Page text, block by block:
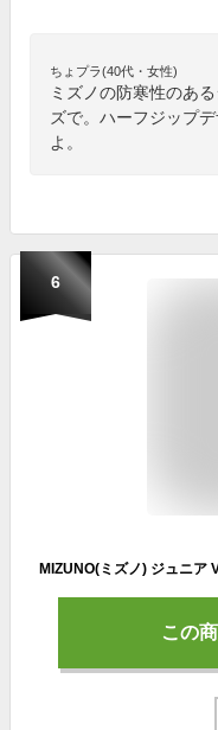
ちょプラ(40代・女性)
ミズノの防寒性のあ
ズで。ハーフジップ
よ。
6
この